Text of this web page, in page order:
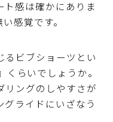
ト感は確かにありま
感覚です。
るビブショーツとい
くらいでしょうか。
リングのしやすさが
ライドにいざなう